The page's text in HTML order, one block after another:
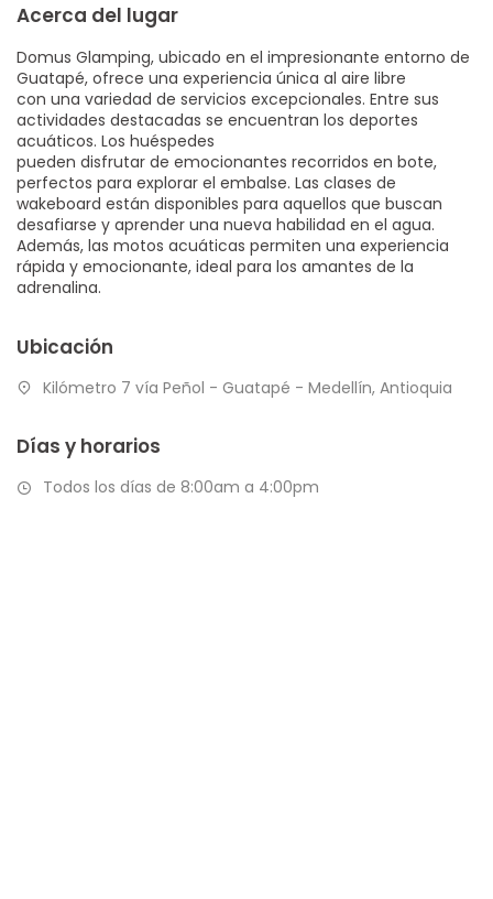
Acerca del lugar
Domus Glamping, ubicado en el impresionante entorno de
Guatapé, ofrece una experiencia única al aire libre
con una variedad de servicios excepcionales. Entre sus
actividades destacadas se encuentran los deportes
acuáticos. Los huéspedes
pueden disfrutar de emocionantes recorridos en bote,
perfectos para explorar el embalse. Las clases de
wakeboard están disponibles para aquellos que buscan
desafiarse y aprender una nueva habilidad en el agua.
Además, las motos acuáticas permiten una experiencia
rápida y emocionante, ideal para los amantes de la
adrenalina.
Ubicación
Kilómetro 7 vía Peñol - Guatapé - Medellín, Antioquia
Días y horarios
Todos los días de 8:00am a 4:00pm